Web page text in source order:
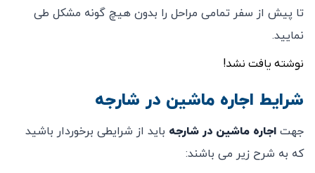
تا پیش از سفر تمامی مراحل را بدون هیچ گونه مشکل طی
نمایید.
نوشته یافت نشد!
شرایط اجاره ماشین در شارجه
جهت اجاره ماشین در شارجه باید از شرایطی برخوردار باشید
که به شرح زیر می باشند: